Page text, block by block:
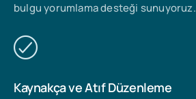
bulgu yorumlama desteği sunuyoruz.
Kaynakça ve Atıf Düzenleme